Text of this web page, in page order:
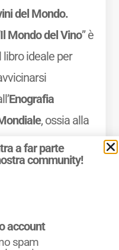
del Mondo.
Il Mondo del Vino” è
libro ideale per
Enografia
, ossia alla
Geografia del Vino
Mondo, ed
zone vinicole
a far parte
community!
account
spam